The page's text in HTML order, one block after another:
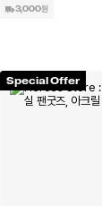
3,000원
Special Offer